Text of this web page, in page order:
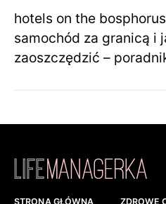
hotels on the bosphorus
samochód za granicą i
zaoszczędzić –
STRONA GŁÓWNA ZDROWE